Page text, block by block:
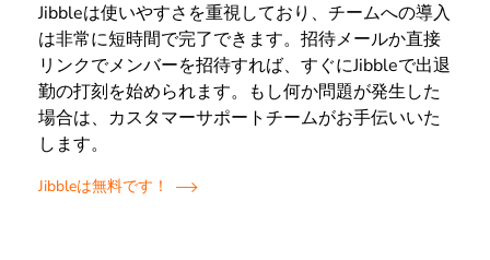
Jibbleは使いやすさを重視しており、チームへの導入
は非常に短時間で完了できます。招待メールか直接
リンクでメンバーを招待すれば、すぐにJibbleで出退
勤の打刻を始められます。もし何か問題が発生した
場合は、カスタマーサポートチームがお手伝いいた
します。
Jibbleは無料です！